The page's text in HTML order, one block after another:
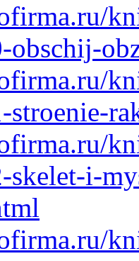
obschij-
stroenie-
i-